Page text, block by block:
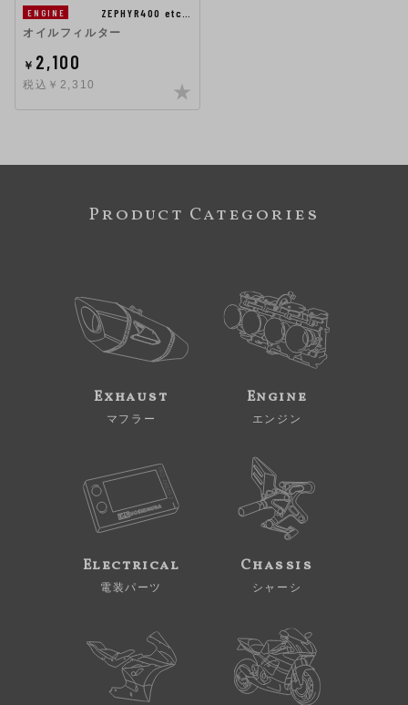
ENGINE
ZEPHYR400 etc…
オイルフィルター
￥ 2,100
税込￥2,310
Product Categories
Exhaust
マフラー
Engine
エンジン
Electrical
電装パーツ
Chassis
シャーシ